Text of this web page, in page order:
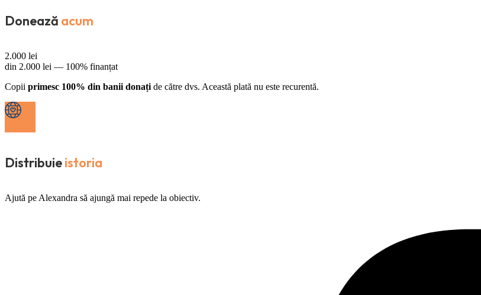
Donează acum
2.000 lei
din 2.000 lei — 100% finanțat
Copii primesc 100% din banii donați de către dvs. Această plată nu este recurentă.
Distribuieistoria
Ajută pe Alexandra să ajungă mai repede la obiectiv.